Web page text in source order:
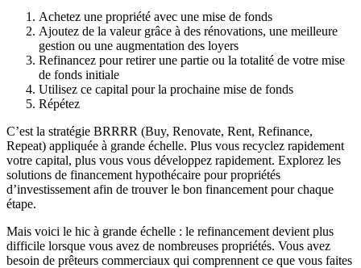
Achetez une propriété avec une mise de fonds
Ajoutez de la valeur grâce à des rénovations, une meilleure
gestion ou une augmentation des loyers
Refinancez pour retirer une partie ou la totalité de votre mise
de fonds initiale
Utilisez ce capital pour la prochaine mise de fonds
Répétez
C’est la stratégie BRRRR (Buy, Renovate, Rent, Refinance,
Repeat) appliquée à grande échelle. Plus vous recyclez rapidement
votre capital, plus vous vous développez rapidement. Explorez les
solutions de financement hypothécaire pour propriétés
d’investissement afin de trouver le bon financement pour chaque
étape.
Mais voici le hic à grande échelle : le refinancement devient plus
difficile lorsque vous avez de nombreuses propriétés. Vous avez
besoin de prêteurs commerciaux qui comprennent ce que vous faites